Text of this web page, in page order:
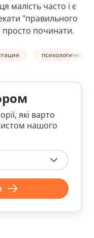
малість часто і є
"правильного
просто починати.
які варто
нашого